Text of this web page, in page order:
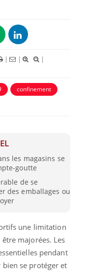
| |
|
confinement
les magasins se
goutte
de se
des emballages ou
une limitation
majorées. Les
pendant
se protéger et